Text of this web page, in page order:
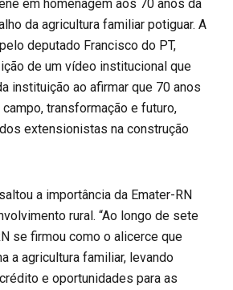
em homenagem aos 70 anos da
da agricultura familiar potiguar. A
deputado Francisco do PT,
de um vídeo institucional que
instituição ao afirmar que 70 anos
transformação e futuro,
extensionistas na construção
a importância da Emater-RN
rural. “Ao longo de sete
se firmou como o alicerce que
a agricultura familiar, levando
e oportunidades para as